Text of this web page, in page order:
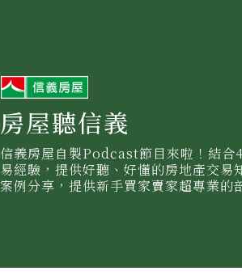
房
屋
房屋聽信義
信義房屋自製Podcast節目來啦！結合
易經驗，提供好聽、好懂的房地產交易
案例分享，提供新手買家賣家超專業的